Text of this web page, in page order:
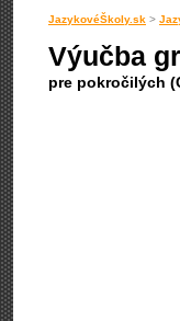
JazykovéŠkoly.sk >
Výučba
pre pokročilých